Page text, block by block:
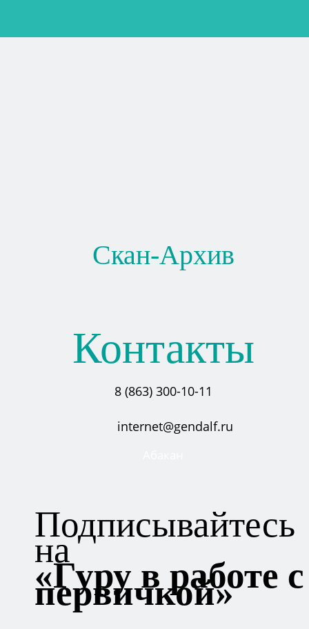
Скан-Архив
Контакты
8 (863) 300-10-11
internet@gendalf.ru
Подписывайтесь
на
«Гуру в работе с
первичкой»